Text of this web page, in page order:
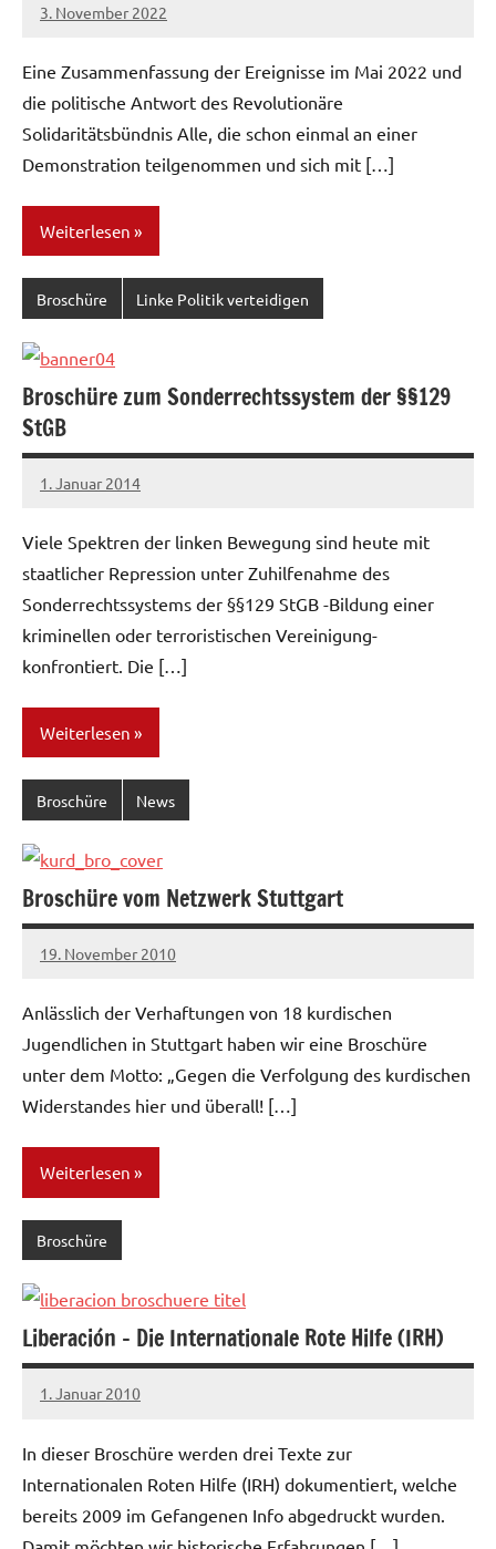
3. November 2022
network
Eine Zusammenfassung der Ereignisse im Mai 2022 und
die politische Antwort des Revolutionäre
Solidaritätsbündnis Alle, die schon einmal an einer
Demonstration teilgenommen und sich mit […]
Weiterlesen
Broschüre Linke Politik verteidigen
Broschüre zum Sonderrechtssystem der §§129
StGB
1. Januar 2014
admin
Viele Spektren der linken Bewegung sind heute mit
staatlicher Repression unter Zuhilfenahme des
Sonderrechtssystems der §§129 StGB -Bildung einer
kriminellen oder terroristischen Vereinigung-
konfrontiert. Die […]
Weiterlesen
Broschüre News
Broschüre vom Netzwerk Stuttgart
19. November 2010
admin
Anlässlich der Verhaftungen von 18 kurdischen
Jugendlichen in Stuttgart haben wir eine Broschüre
unter dem Motto: „Gegen die Verfolgung des kurdischen
Widerstandes hier und überall! […]
Weiterlesen
Broschüre
Liberación – Die Internationale Rote Hilfe (IRH)
1. Januar 2010
admin
In dieser Broschüre werden drei Texte zur
Internationalen Roten Hilfe (IRH) dokumentiert, welche
bereits 2009 im Gefangenen Info abgedruckt wurden.